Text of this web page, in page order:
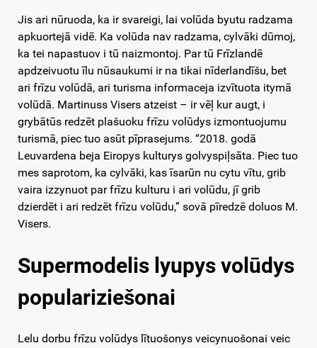
Jis ari nūruoda, ka ir svareigi, lai volūda byutu radzama
apkuortejā vidē. Ka volūda nav radzama, cylvāki dūmoj,
ka tei napastuov i tū naizmontoj. Par tū Frīzlandē
apdzeivuotu īlu nūsaukumi ir na tikai nīderlandīšu, bet
ari frīzu volūdā, ari turisma informaceja izvītuota itymā
volūdā. Martinuss Visers atzeist – ir vēļ kur augt, i
grybātūs redzēt plašuoku frīzu volūdys izmontuojumu
turismā, piec tuo asūt pīprasejums. “2018. godā
Leuvardena beja Eiropys kulturys golvyspiļsāta. Piec tuo
mes saprotom, ka cylvāki, kas īsarūn nu cytu vītu, grib
vaira izzynuot par frīzu kulturu i ari volūdu, jī grib
dzierdēt i ari redzēt frīzu volūdu,” sovā pīredzē doluos M.
Visers.
Supermodelis lyupys volūdys
populariziešonai
Lelu dorbu frīzu volūdys lītuošonys veicynuošonai veic